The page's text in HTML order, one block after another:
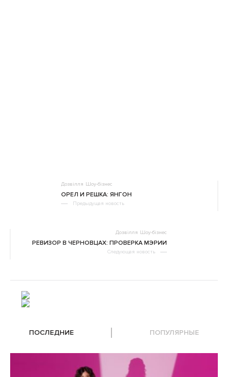
Дозвілля Шоу-бізнес
ОРЕЛ И РЕШКА: ЯНГОН
Предыдущая новость
Дозвілля Шоу-бізнес
РЕВИЗОР В ЧЕРНОВЦАХ: ПРОВЕРКА МЭРИИ
Следующая новость
ПОСЛЕДНИЕ ПОПУЛЯРНЫЕ